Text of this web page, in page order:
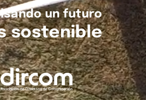
un futuro
sostenible